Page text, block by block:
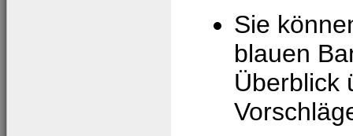
Sie
blauen
Überblick